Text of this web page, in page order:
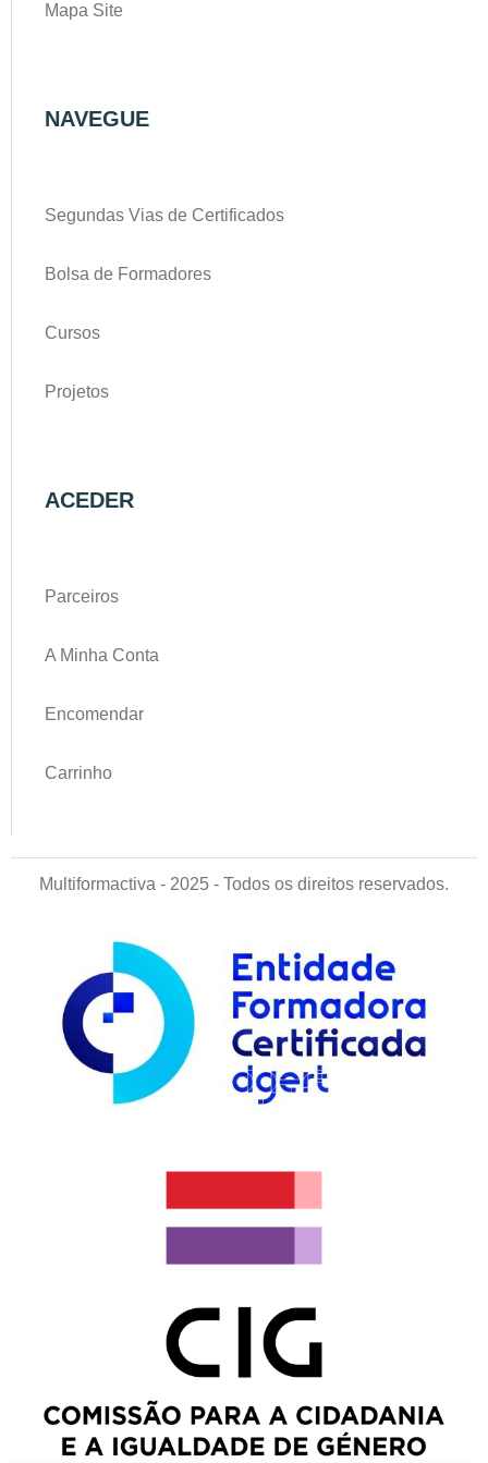
Mapa Site
NAVEGUE
Segundas Vias de Certificados
Bolsa de Formadores
Cursos
Projetos
ACEDER
Parceiros
A Minha Conta
Encomendar
Carrinho
Multiformactiva - 2025 - Todos os direitos reservados.